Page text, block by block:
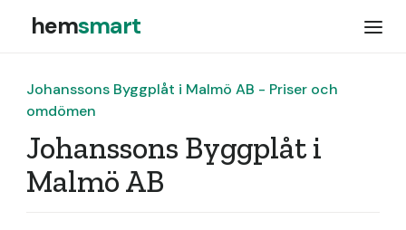
hemsmart
Johanssons Byggplåt i Malmö AB - Priser och
omdömen
Johanssons Byggplåt i
Malmö AB